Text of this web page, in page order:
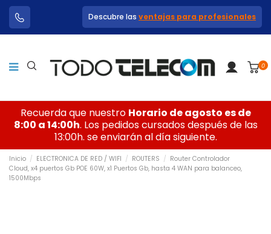
Descubre las ventajas para profesionales
0
Recuerda que nuestro Horario de agosto es de
8:00 a 14:00h. Los pedidos cursados después de las
13:00h. se enviarán al día siguiente.
Inicio ELECTRONICA DE RED / WIFI ROUTERS
Router Controlador
Cloud, x4 puertos Gb POE 60W, x1 Puertos Gb, hasta 4 WAN para balanceo,
1500Mbps